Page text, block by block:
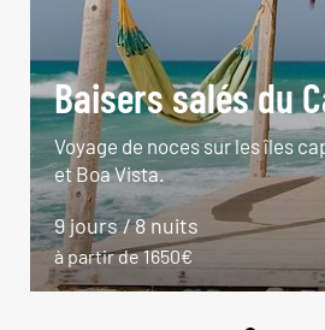
Baisers salés du
Voyage de noces sur les îles
et Boa Vista.
9 jours / 8 nuits
à partir de 1650€